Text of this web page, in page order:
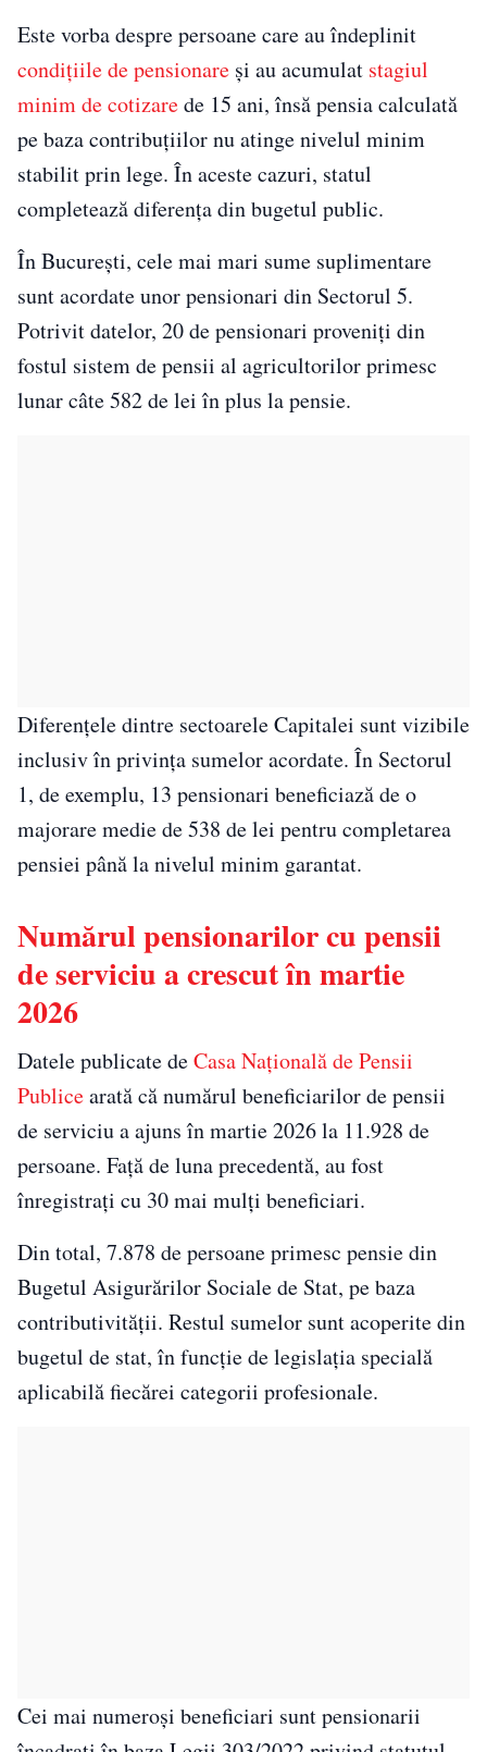
Este vorba despre persoane care au îndeplinit
condițiile de pensionare și au acumulat stagiul
minim de cotizarede 15 ani, însă pensia calculată
pe baza contribuțiilor nu atinge nivelul minim
stabilit prin lege. În aceste cazuri, statul
completează diferența din bugetul public.
În București, cele mai mari sume suplimentare
sunt acordate unor pensionari din Sectorul 5.
Potrivit datelor, 20 de pensionari proveniți din
fostul sistem de pensii al agricultorilor primesc
lunar câte 582 de lei în plus la pensie.
Diferențele dintre sectoarele Capitalei sunt vizibile
inclusiv în privința sumelor acordate. În Sectorul
1, de exemplu, 13 pensionari beneficiază de o
majorare medie de 538 de lei pentru completarea
pensiei până la nivelul minim garantat.
Numărul pensionarilor cu pensii
de serviciu a crescut în martie
2026
Datele publicate deCasa Națională de Pensii
Publicearată că numărul beneficiarilor de pensii
de serviciu a ajuns în martie 2026 la 11.928 de
persoane. Față de luna precedentă, au fost
înregistrați cu 30 mai mulți beneficiari.
Din total, 7.878 de persoane primesc pensie din
Bugetul Asigurărilor Sociale de Stat, pe baza
contributivității. Restul sumelor sunt acoperite din
bugetul de stat, în funcție de legislația specială
aplicabilă fiecărei categorii profesionale.
Cei mai numeroși beneficiari sunt pensionarii